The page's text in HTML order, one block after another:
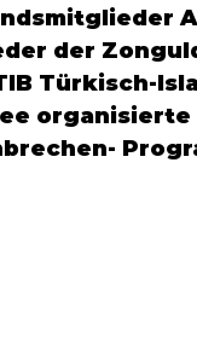
der
Türkisch-
organisierte